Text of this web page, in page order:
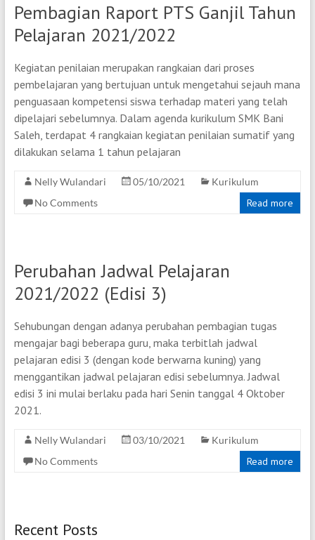
Pembagian Raport PTS Ganjil Tahun
Pelajaran 2021/2022
Kegiatan penilaian merupakan rangkaian dari proses
pembelajaran yang bertujuan untuk mengetahui sejauh mana
penguasaan kompetensi siswa terhadap materi yang telah
dipelajari sebelumnya. Dalam agenda kurikulum SMK Bani
Saleh, terdapat 4 rangkaian kegiatan penilaian sumatif yang
dilakukan selama 1 tahun pelajaran
Nelly Wulandari 05/10/2021
Kurikulum
No Comments
Read more
Perubahan Jadwal Pelajaran
2021/2022 (Edisi 3)
Sehubungan dengan adanya perubahan pembagian tugas
mengajar bagi beberapa guru, maka terbitlah jadwal
pelajaran edisi 3 (dengan kode berwarna kuning) yang
menggantikan jadwal pelajaran edisi sebelumnya. Jadwal
edisi 3 ini mulai berlaku pada hari Senin tanggal 4 Oktober
2021.
Nelly Wulandari 03/10/2021
Kurikulum
No Comments
Read more
Recent Posts